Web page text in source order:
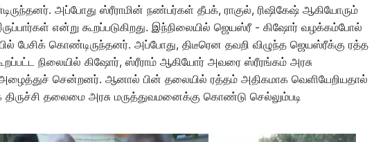
அப்போது ஸ்ரீராமின் நண்பர்கள் தீபக், ராகுல், ரிஷிகேஷ் ஆகியோரும்
என்று கூறப்படுகிறது. இந்நிலையில் ஜெயஸ்ரீ - கிஷோர் வழக்கம்போல்
பேசிக் கொண்டிருந்தனர். அப்போது, திடீரென தவறி விழுந்த ஜெயஸ்ரீக்கு ரத்த
நிலையில் கிஷோர், ஸ்ரீராம் ஆகியோர் அவரை ஸ்ரீரங்கம் அரசு
சென்றனர். ஆனால் பின் தலையில் ரத்தம் அதிகமாக வெளியேறியதால்
திருச்சி தலைமை அரசு மருத்துவமனைக்கு கொண்டு செல்லும்படி